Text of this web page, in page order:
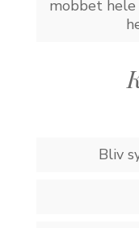
mobbet
Bliv